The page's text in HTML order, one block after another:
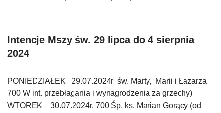
Intencje Mszy św. 29 lipca do 4 sierpnia
2024
PONIEDZIAŁEK 29.07.2024r św. Marty, Marii i Łazarza
700 W int. przebłagania i wynagrodzenia za grzechy)
WTOREK 30.07.2024r. 700 Śp. ks. Marian Gorący (od